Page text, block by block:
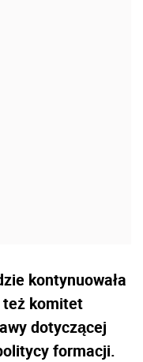
kontynuowała
też komitet
dotyczącej
formacji.